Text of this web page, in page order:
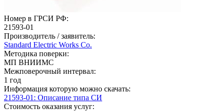
Номер в ГРСИ РФ:
21593-01
Производитель / заявитель:
Standard Electric Works Co.
Методика поверки:
МП ВНИИМС
Межповерочный интервал:
1 год
Информация которую можно скачать:
21593-01: Описание типа СИ
Стоимость оказания услуг: